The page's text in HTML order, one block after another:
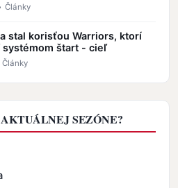
Články
stal korisťou Warriors, ktorí
štart - cieľ
Články
SEZÓNE?